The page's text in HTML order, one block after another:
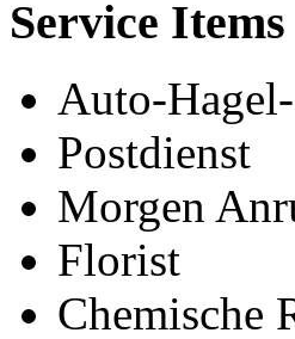
Service Items
Auto-
Postdienst
Morgen
Florist
Chemische